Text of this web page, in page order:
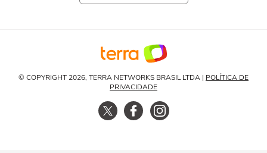
© COPYRIGHT 2026, TERRA NETWORKS BRASIL LTDA | POLÍTICA DE
PRIVACIDADE